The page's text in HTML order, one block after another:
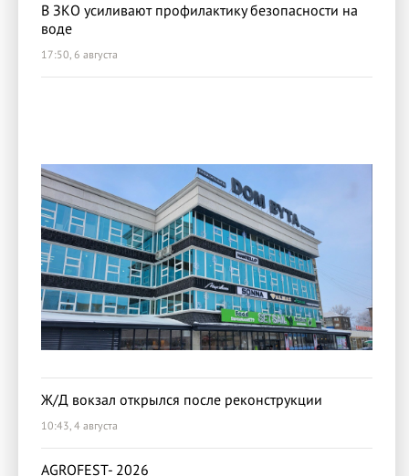
В ЗКО усиливают профилактику безопасности на
воде
17:50, 6 августа
Ж/Д вокзал открылся после реконструкции
10:43, 4 августа
AGROFEST- 2026